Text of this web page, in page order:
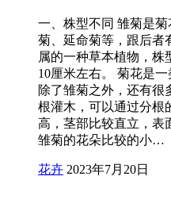
一、株型不同 雏菊是
菊、延命菊等，跟后者
属的一种草本植物，株
10厘米左右。 菊花是
除了雏菊之外，还有很
根灌木，可以通过分根
高，茎部比较直立，表
雏菊的花朵比较的小…
花卉 2023年7月20日